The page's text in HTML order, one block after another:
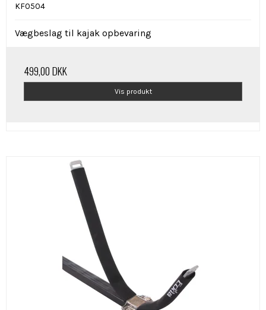
KF0504
Vægbeslag til kajak opbevaring
499,00 DKK
Vis produkt